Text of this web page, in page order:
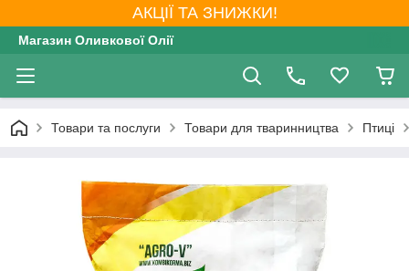
АКЦІЇ ТА ЗНИЖКИ!
Магазин Оливкової Олії
Товари та послуги Товари для тваринництва Птиці